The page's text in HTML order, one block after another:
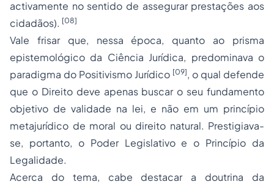
activamente no sentido de assegurar prestações aos
cidadãos). [08]
Vale frisar que, nessa época, quanto ao prisma
epistemológico da Ciência Jurídica, predominava o
paradigma do Positivismo Jurídico [09], o qual defende
que o Direito deve apenas buscar o seu fundamento
objetivo de validade na lei, e não em um princípio
metajurídico de moral ou direito natural. Prestigiava-
se, portanto, o Poder Legislativo e o Princípio da
Legalidade.
Acerca do tema, cabe destacar a doutrina da